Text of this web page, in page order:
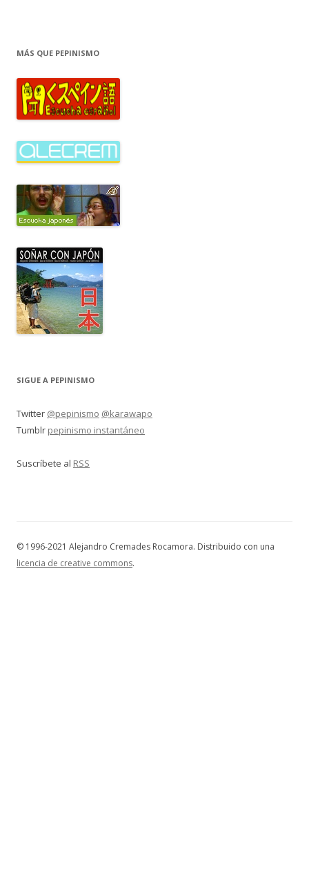
MÁS QUE PEPINISMO
SIGUE A PEPINISMO
Twitter @pepinismo @karawapo
Tumblr pepinismo instantáneo
Suscríbete al RSS
© 1996-2021 Alejandro Cremades Rocamora. Distribuido con una
licencia de creative commons.